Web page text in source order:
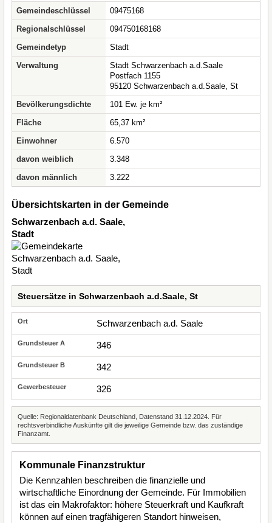
Gemeindeschlüssel
09475168
Regionalschlüssel
094750168168
Gemeindetyp
Stadt
Verwaltung
Stadt Schwarzenbach a.d.Saale
Postfach 1155
95120 Schwarzenbach a.d.Saale, St
Bevölkerungsdichte
101 Ew. je km²
Fläche
65,37 km²
Einwohner
6.570
davon weiblich
3.348
davon männlich
3.222
Übersichtskarten in der Gemeinde
Schwarzenbach a.d. Saale,
Stadt
Steuersätze in Schwarzenbach a.d.Saale, St
Schwarzenbach a.d. Saale
346
342
326
Quelle: Regionaldatenbank Deutschland, Datenstand 31.12.2024. Für
rechtsverbindliche Auskünfte gilt die jeweilige Gemeinde bzw. das zuständige
Finanzamt.
Kommunale Finanzstruktur
Die Kennzahlen beschreiben die finanzielle und
wirtschaftliche Einordnung der Gemeinde. Für Immobilien
ist das ein Makrofaktor: höhere Steuerkraft und Kaufkraft
können auf einen tragfähigeren Standort hinweisen,